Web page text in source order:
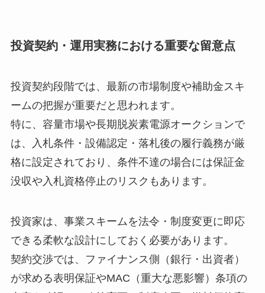
投資契約・運用実務における重要な留意点
投資契約段階では、最新の市場制度や補助金スキ
ームの把握が重要だと思われます。
特に、容量市場や長期脱炭素電源オークションで
は、入札条件・設備認定・落札後の履行義務が厳
格に設定されており、条件不達の場合には保証金
没収や入札資格停止のリスクもあります。
投資家は、事業スキームを法令・制度変更に即応
できる柔軟な設計にしておく必要があります。
契約交渉では、ファイナンス側（銀行・出資者）
が求める表明保証やMAC（重大な悪影響）条項の